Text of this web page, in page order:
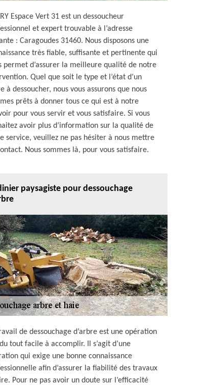
Espace Vert 31 est un dessoucheur
et expert trouvable à l’adresse
: Caragoudes 31460. Nous disposons une
très fiable, suffisante et pertinente qui
permet d’assurer la meilleure qualité de notre
Quel que soit le type et l’état d’un
à dessoucher, nous vous assurons que nous
prêts à donner tous ce qui est à notre
pour vous servir et vous satisfaire. Si vous
avoir plus d’information sur la qualité de
service, veuillez ne pas hésiter à nous mettre
Nous sommes là, pour vous satisfaire.
paysagiste pour dessouchage
de dessouchage d’arbre est une opération
tout facile à accomplir. Il s’agit d’une
qui exige une bonne connaissance
afin d’assurer la fiabilité des travaux
Pour ne pas avoir un doute sur l’efficacité